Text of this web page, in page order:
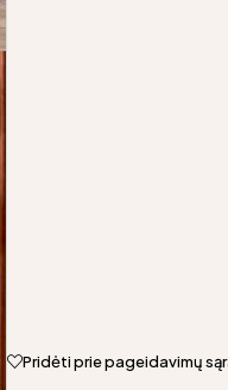
Pridėti prie pageidavimų